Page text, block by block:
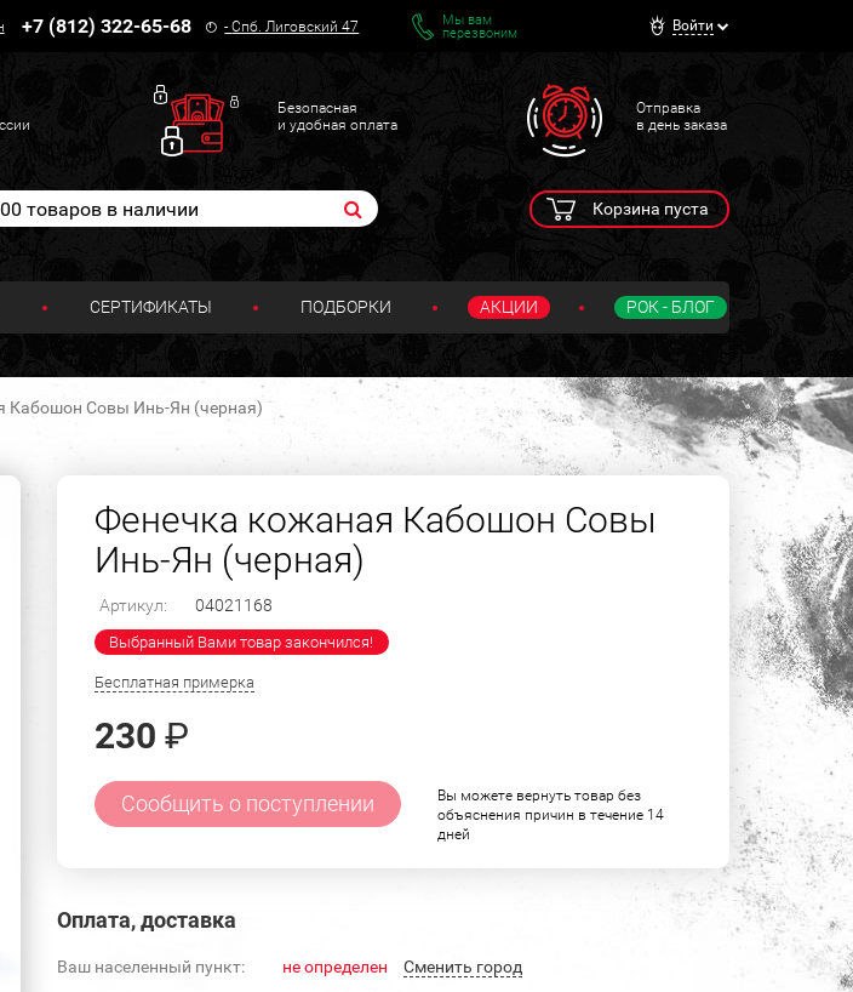
+7 (812) 322-65-68 -Спб. Лиговский 47
Мы вам
перезвоним
Войти
Безопасная
и удобная оплата
Отправка
в день заказа
Корзина пуста
СЕРТИФИКАТЫ ПОДБОРКИ АКЦИИ РОК - БЛОГ
Кабошон Совы Инь-Ян (черная)
Фенечка кожаная Кабошон Совы
Инь-Ян (черная)
Артикул: 04021168
Выбранный Вами товар закончился!
Бесплатная примерка
230 ₽
Сообщить о поступлении
Вы можете вернуть товар без
объяснения причин в течение 14
дней
Оплата, доставка
Ваш населенный пункт: не определен Cменить город